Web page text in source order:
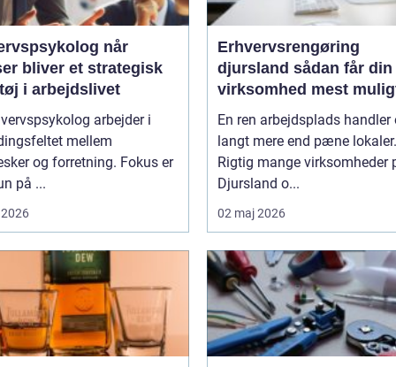
når
bliver et strategisk
i arbejdslivet
arbejder i
mellem
og forretning. Fokus er
på ...
Erhvervsrengøring
djursland sådan får din
virksomhed mest
af rengøringen
En ren arbejdsplads handler
langt mere end pæne lokaler.
Rigtig mange virksomheder
Djursland o...
02 maj 2026